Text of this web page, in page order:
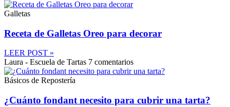
Galletas
Receta de Galletas Oreo para decorar
LEER POST »
Laura - Escuela de Tartas 7 comentarios
Básicos de Repostería
¿Cuánto fondant necesito para cubrir una tarta?